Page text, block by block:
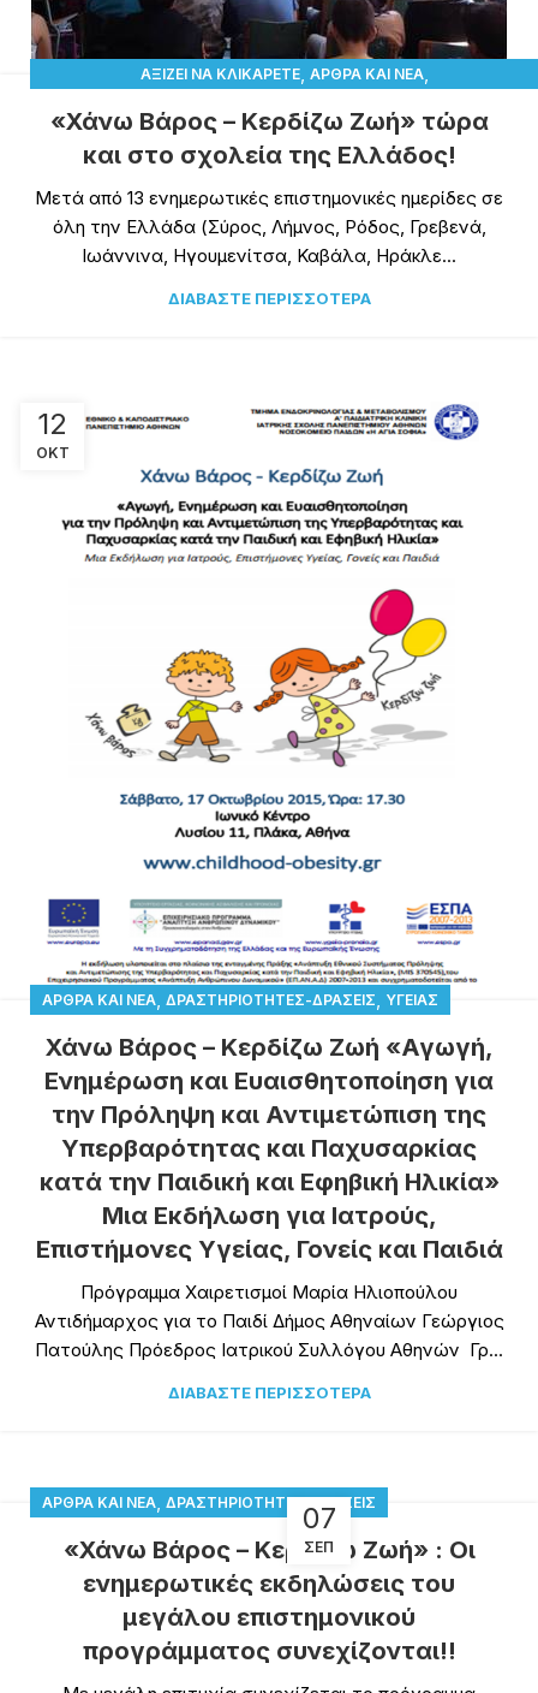
ΑΞΊΖΕΙ ΝΑ ΚΛΙΚΑΡΕΤΕ, ΆΡΘΡΑ ΚΑΙ ΝΈΑ,
«Χάνω Βάρος – Κερδίζω Ζωή» τώρα
και στο σχολεία της Ελλάδος!
Μετά από 13 ενημερωτικές επιστημονικές ημερίδες σε
όλη την Ελλάδα (Σύρος, Λήμνος, Ρόδος, Γρεβενά,
Ιωάννινα, Ηγουμενίτσα, Καβάλα, Ηράκλε...
ΔΙΑΒΆΣΤΕ ΠΕΡΙΣΣΌΤΕΡΑ
12
ΟΚΤ
ΆΡΘΡΑ ΚΑΙ ΝΈΑ ΔΡΑΣΤΗΡΙΌΤΗΤΕΣ-ΔΡΆΣΕΙΣ ΥΓΕΊΑΣ
Χάνω Βάρος – Κερδίζω Ζωή «Αγωγή,
Ενημέρωση και Ευαισθητοποίηση για
την Πρόληψη και Αντιμετώπιση της
Υπερβαρότητας και Παχυσαρκίας
κατά την Παιδική και Εφηβική Ηλικία»
Μια Εκδήλωση για Ιατρούς,
Επιστήμονες Υγείας, Γονείς και Παιδιά
Πρόγραμμα Χαιρετισμοί Μαρία Ηλιοπούλου
Αντιδήμαρχος για το Παιδί Δήμος Αθηναίων Γεώργιος
Πατούλης Πρόεδρος Ιατρικού Συλλόγου Αθηνών Γρ...
ΔΙΑΒΆΣΤΕ ΠΕΡΙΣΣΌΤΕΡΑ
07
ΣΕΠ
ΆΡΘΡΑ ΚΑΙ ΝΈΑ ΔΡΑΣΤΗΡΙΌΤΗΤΕΣ-ΔΡΆΣΕΙΣ
«Χάνω Βάρος – Κερδίζω Ζωή» : Οι
ενημερωτικές εκδηλώσεις του
μεγάλου επιστημονικού
προγράμματος συνεχίζονται!!